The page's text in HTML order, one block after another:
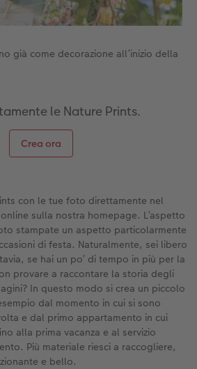
già come decorazione all’inizio della
le Nature Prints.
Crea ora
con le tue foto direttamente nel
sulla nostra homepage. L’aspetto
stampate un aspetto particolarmente
di festa. Naturalmente, sei libero
se hai un po’ di tempo in più per la
provare a raccontare la storia degli
In questo modo si crea un piccolo
dal momento in cui si sono
e dal primo appartamento in cui
alla prima vacanza e al servizio
Più materiale riesci a raccogliere,
e bello.